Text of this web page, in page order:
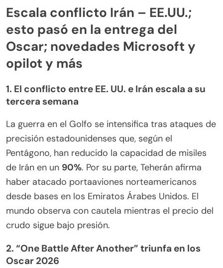
Escala conflicto Irán – EE.UU.;
esto pasó en la entrega del
Oscar; novedades Microsoft y
opilot y más
1. El conflicto entre EE. UU. e Irán escala a su
tercera semana
La guerra en el Golfo se intensifica tras ataques de
precisión estadounidenses que, según el
Pentágono, han reducido la capacidad de misiles
de Irán en un 90%. Por su parte, Teherán afirma
haber atacado portaaviones norteamericanos
desde bases en los Emiratos Árabes Unidos. El
mundo observa con cautela mientras el precio del
crudo sigue bajo presión.
2. “One Battle After Another” triunfa en los
Oscar 2026